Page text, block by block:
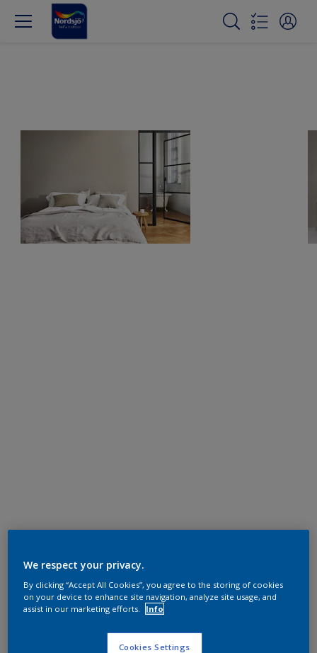
We respect your privacy.
By clicking “Accept All Cookies”, you agree to the storing of cookies
on your device to enhance site navigation, analyze site usage, and
assist in our marketing efforts.
Info
Cookies Settings